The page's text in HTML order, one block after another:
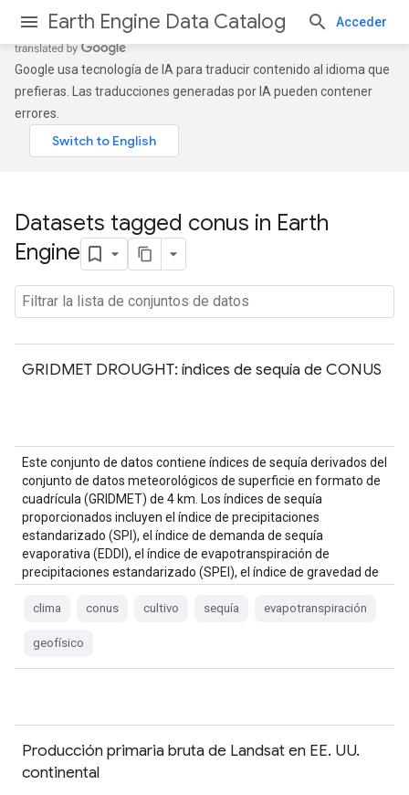
Earth Engine Data Catalog Acceder
Google usa tecnología de IA para traducir contenido al idioma que
prefieras. Las traducciones generadas por IA pueden contener
errores.
Datasets tagged conus in Earth
Engine
GRIDMET DROUGHT: índices de sequía de CONUS
Este conjunto de datos contiene índices de sequía derivados del
conjunto de datos meteorológicos de superficie en formato de
cuadrícula (GRIDMET) de 4 km. Los índices de sequía
proporcionados incluyen el índice de precipitaciones
estandarizado (SPI), el índice de demanda de sequía
evaporativa (EDDI), el índice de evapotranspiración de
precipitaciones estandarizado (SPEI), el índice de gravedad de
clima conus cultivo sequía evapotranspiración
geofísico
Producción primaria bruta de Landsat en EE. UU.
continental